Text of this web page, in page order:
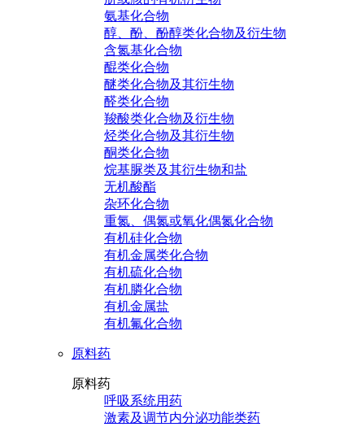
氨基化合物
醇、酚、酚醇类化合物及衍生物
含氮基化合物
醌类化合物
醚类化合物及其衍生物
醛类化合物
羧酸类化合物及衍生物
烃类化合物及其衍生物
酮类化合物
烷基脲类及其衍生物和盐
无机酸酯
杂环化合物
重氮、偶氮或氧化偶氮化合物
有机硅化合物
有机金属类化合物
有机硫化合物
有机膦化合物
有机金属盐
有机氟化合物
原料药
原料药
呼吸系统用药
激素及调节内分泌功能类药